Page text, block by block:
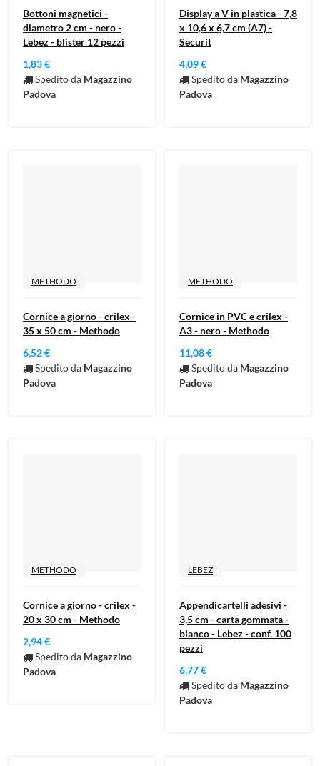
Bottoni magnetici -
diametro 2 cm - nero -
Lebez - blister 12 pezzi
1,83 €
Spedito da Magazzino
Padova
Display a V in plastica - 7,8
x 10,6 x 6,7 cm (A7) -
Securit
4,09 €
Spedito da Magazzino
Padova
METHODO
Cornice a giorno - crilex -
35 x 50 cm - Methodo
6,52 €
Spedito da Magazzino
Padova
METHODO
Cornice in PVC e crilex -
A3 - nero - Methodo
11,08 €
Spedito da Magazzino
Padova
METHODO
Cornice a giorno - crilex -
20 x 30 cm - Methodo
2,94 €
Spedito da Magazzino
Padova
LEBEZ
Appendicartelli adesivi -
3,5 cm - carta gommata -
bianco - Lebez - conf. 100
pezzi
6,77 €
Spedito da Magazzino
Padova